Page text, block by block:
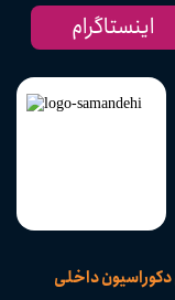
داخلی
اینستاگرام